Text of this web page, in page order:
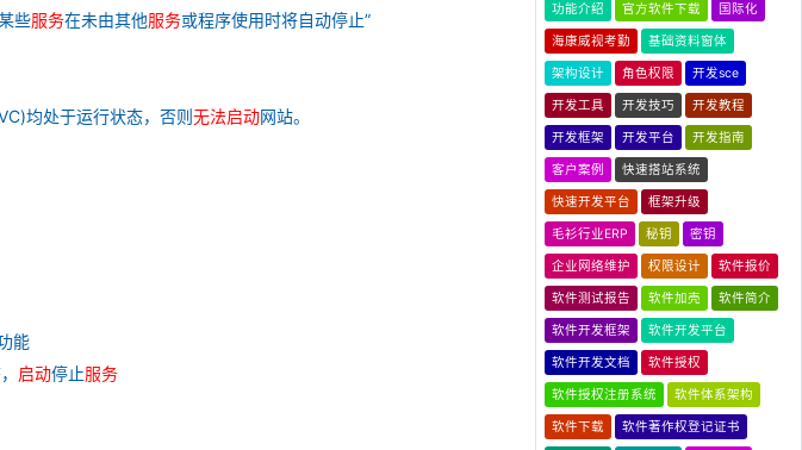
些服务在未由其他服务或程序使用时将自动停止”
均处于运行状态，否则无法启动网站。
能
启动停止服务
功能介绍 官方软件下载 国际化
海康威视考勤 基础资料窗体
架构设计 角色权限 开发sce
开发工具 开发技巧 开发教程
开发框架 开发平台 开发指南
客户案例 快速搭站系统
快速开发平台 框架升级
毛衫行业ERP 秘钥 密钥
企业网络维护 权限设计 软件报价
软件测试报告 软件加壳 软件简介
软件开发框架 软件开发平台
软件开发文档 软件授权
软件授权注册系统 软件体系架构
软件下载 软件著作权登记证书